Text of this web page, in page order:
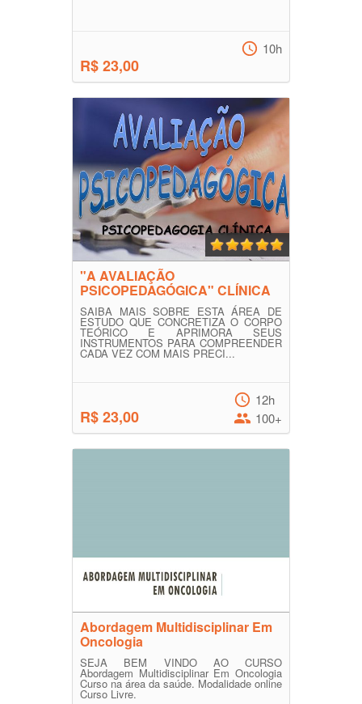
R$ 23,00
10h
"A AVALIAÇÃO
PSICOPEDAGÓGICA" CLÍNICA
SAIBA MAIS SOBRE ESTA ÁREA DE
ESTUDO QUE CONCRETIZA O CORPO
TEÓRICO E APRIMORA SEUS
INSTRUMENTOS PARA COMPREENDER
CADA VEZ COM MAIS PRECI...
R$ 23,00
12h
100+
Abordagem Multidisciplinar Em
Oncologia
SEJA BEM VINDO AO CURSO
Abordagem Multidisciplinar Em Oncologia
Curso na área da saúde. Modalidade online
Curso Livre.